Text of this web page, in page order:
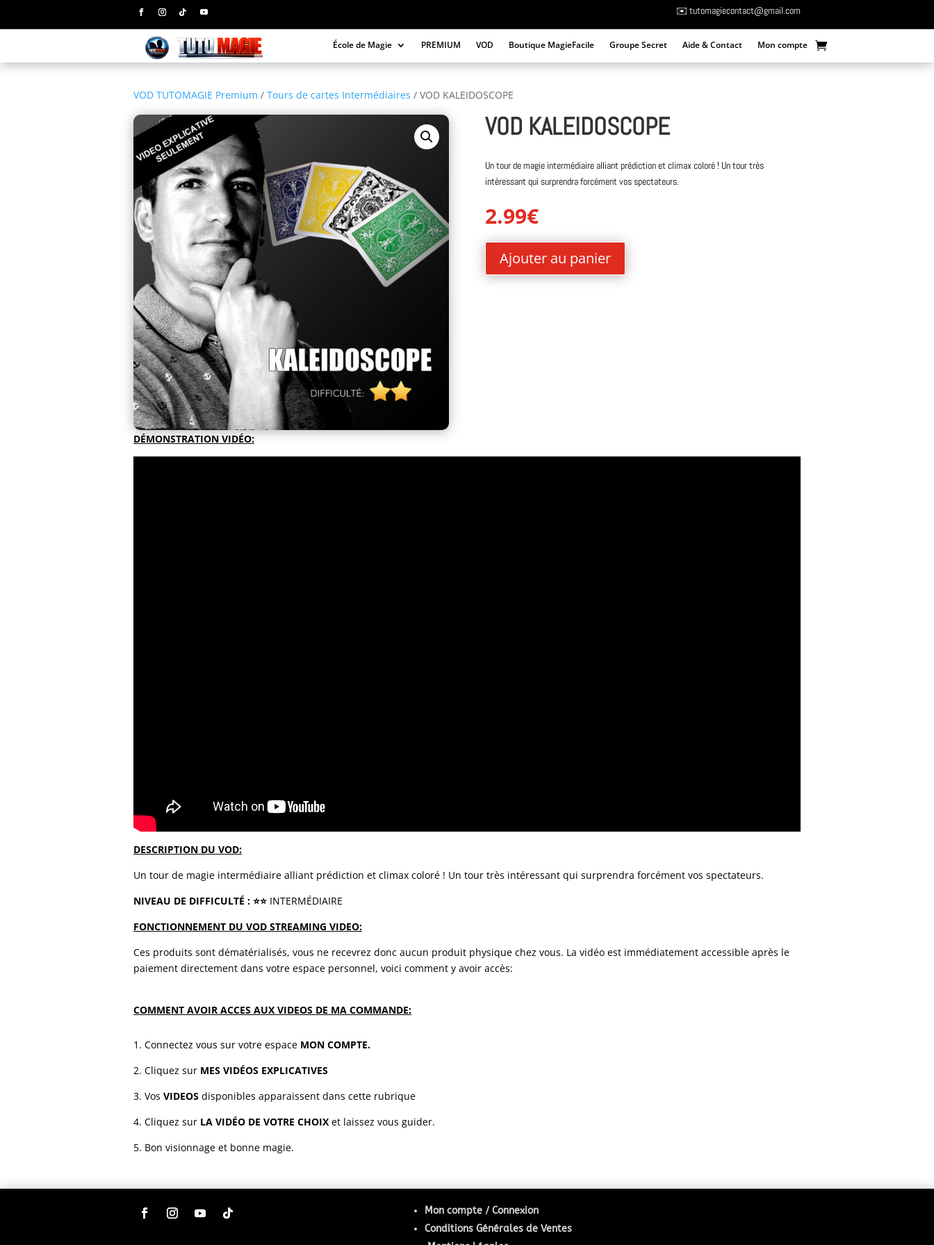
✉️ tutomagiecontact@gmail.com
École de Magie PREMIUM VOD Boutique MagieFacile Groupe Secret Aide & Contact Mon compte
VOD TUTOMAGIE Premium / Tours de cartes Intermédiaires / VOD KALEIDOSCOPE
VOD KALEIDOSCOPE
Un tour de magie intermédiaire alliant prédiction et climax coloré ! Un tour très
intéressant qui surprendra forcément vos spectateurs.
2.99€
Ajouter au panier
DÉMONSTRATION VIDÉO:
DESCRIPTION DU VOD:
Un tour de magie intermédiaire alliant prédiction et climax coloré ! Un tour très intéressant qui surprendra forcément vos spectateurs.
NIVEAU DE DIFFICULTÉ : ⭐️⭐️ INTERMÉDIAIRE
FONCTIONNEMENT DU VOD STREAMING VIDEO:
Ces produits sont dématérialisés, vous ne recevrez donc aucun produit physique chez vous. La vidéo est immédiatement accessible après le
paiement directement dans votre espace personnel, voici comment y avoir accès:
COMMENT AVOIR ACCES AUX VIDEOS DE MA COMMANDE:
1. Connectez vous sur votre espace MON COMPTE.
2. Cliquez sur MES VIDÉOS EXPLICATIVES
3. Vos VIDEOS disponibles apparaissent dans cette rubrique
4. Cliquez sur LA VIDÉO DE VOTRE CHOIX et laissez vous guider.
5. Bon visionnage et bonne magie.
Mon compte / Connexion
Conditions Générales de Ventes